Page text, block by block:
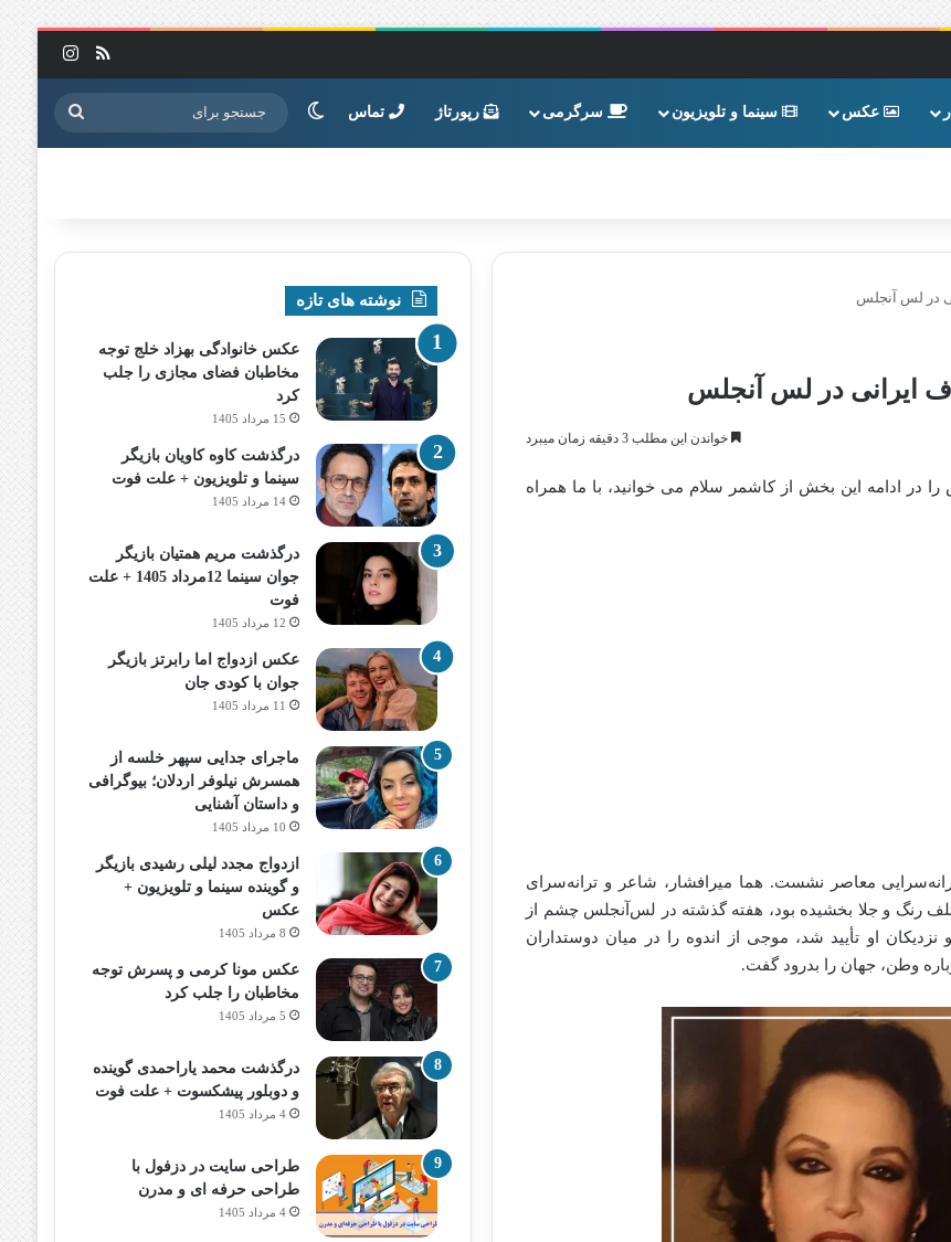
خوراک
عکس سینما و تلویزیون سرگرمی رپورتاژ تماس تغییر پوسته جستجو
برای
در لس آنجلس
ایرانی در لس آنجلس
خواندن این مطلب 3 دقیقه زمان میبرد
در ادامه این بخش از کاشمر سلام می خوانید، با ما همراه
معاصر نشست. هما میرافشار، شاعر و ترانه‌سرای
رنگ و جلا بخشیده بود، هفته گذشته در لس‌آنجلس چشم از
او تأیید شد، موجی از اندوه را در میان دوستداران
وطن، جهان را بدرود گفت.
نوشته های تازه
عکس خانوادگی بهزاد خلج توجه
مخاطبان فضای مجازی را جلب
کرد
15 مرداد 1405
درگذشت کاوه کاویان بازیگر
سینما و تلویزیون + علت فوت
14 مرداد 1405
درگذشت مریم همتیان بازیگر
جوان سینما 12مرداد 1405 + علت
فوت
12 مرداد 1405
عکس ازدواج اما رابرتز بازیگر
جوان با کودی جان
11 مرداد 1405
ماجرای جدایی سپهر خلسه از
همسرش نیلوفر اردلان؛ بیوگرافی
و داستان آشنایی
10 مرداد 1405
ازدواج مجدد لیلی رشیدی بازیگر
و گوینده سینما و تلویزیون +
عکس
8 مرداد 1405
عکس مونا کرمی و پسرش توجه
مخاطبان را جلب کرد
5 مرداد 1405
درگذشت محمد یاراحمدی گوینده
و دوبلور پیشکسوت + علت فوت
4 مرداد 1405
طراحی سایت در دزفول با
طراحی حرفه‌ ای و مدرن
4 مرداد 1405